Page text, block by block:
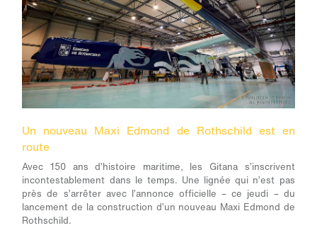
Un nouveau Maxi Edmond de Rothschild est en
route
Avec 150 ans d’histoire maritime, les Gitana s’inscrivent
incontestablement dans le temps. Une lignée qui n’est pas
près de s’arrêter avec l’annonce officielle – ce jeudi – du
lancement de la construction d’un nouveau Maxi Edmond de
Rothschild.